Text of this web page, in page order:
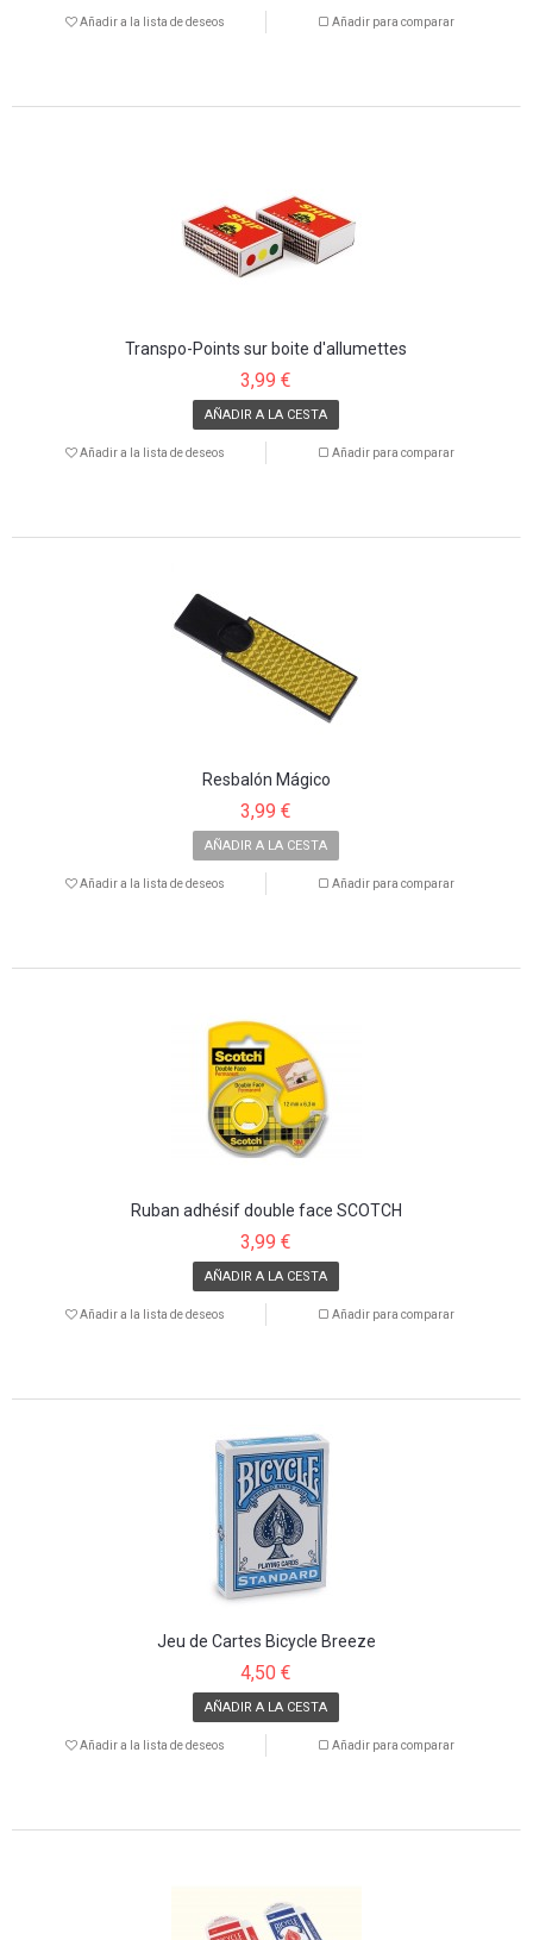
Añadir a la lista de deseos Añadir para comparar
Transpo-Points sur boite d'allumettes
3,99 €
AÑADIR A LA CESTA
Añadir a la lista de deseos Añadir para comparar
Resbalón Mágico
3,99 €
AÑADIR A LA CESTA
Añadir a la lista de deseos Añadir para comparar
Ruban adhésif double face SCOTCH
3,99 €
AÑADIR A LA CESTA
Añadir a la lista de deseos Añadir para comparar
Jeu de Cartes Bicycle Breeze
4,50 €
AÑADIR A LA CESTA
Añadir a la lista de deseos Añadir para comparar